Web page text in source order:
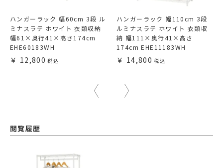
ハンガーラック 幅60cm 3段 ル
ミナスラテ ホワイト 衣類収納
幅61×奥行41×高さ174cm
EHE60183WH
12,800
ハンガーラック 幅110cm 3段
ルミナスラテ ホワイト 衣類収
納 幅111×奥行41×高さ
174cm EHE11183WH
14,800
閲覧履歴